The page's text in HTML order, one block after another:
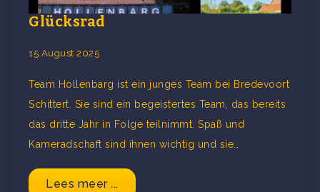
Glücksrad
15 August 2025
Team Hollenbarg ist ein junges Team bei Bredevoort
Schittert. Sie sind ein begeistertes Team, das bereits
das dritte Jahr in Folge teilnimmt. Spaß und
Kameradschaft sind ihnen wichtig und sie…
Lees meer ...